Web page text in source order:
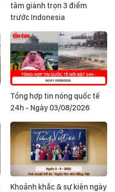
tâm giành trọn 3 điểm
trước Indonesia
Tổng hợp tin nóng quốc tế
24h - Ngày 03/08/2026
Khoảnh khắc & sự kiện ngày